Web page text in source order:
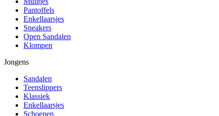
Pantoffels
Enkellaarsjes
Sneakers
Open Sandalen
Klompen
Jongens
Sandalen
Teenslippers
Klassiek
Enkellaarsjes
Schoenen